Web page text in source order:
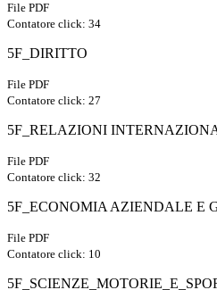
File PDF
Contatore click: 34
5F_DIRITTO
File PDF
Contatore click: 27
5F_RELAZIONI
File PDF
Contatore click: 32
5F_ECONOMIA AZIENDALE E
File PDF
Contatore click: 10